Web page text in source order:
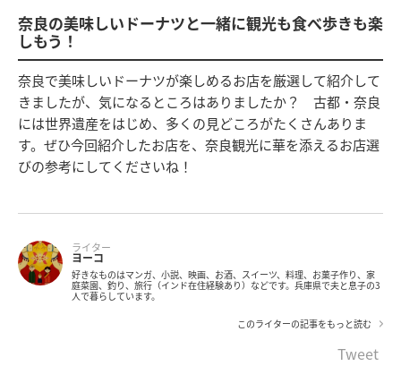
奈良の美味しいドーナツと一緒に観光も食べ歩きも楽
しもう！
奈良で美味しいドーナツが楽しめるお店を厳選して紹介して
きましたが、気になるところはありましたか？ 古都・奈良
には世界遺産をはじめ、多くの見どころがたくさんありま
す。ぜひ今回紹介したお店を、奈良観光に華を添えるお店選
びの参考にしてくださいね！
ライター
ヨーコ
好きなものはマンガ、小説、映画、お酒、スイーツ、料理、お菓子作り、家
庭菜園、釣り、旅行（インド在住経験あり）などです。兵庫県で夫と息子の3
人で暮らしています。
このライターの記事をもっと読む
Tweet